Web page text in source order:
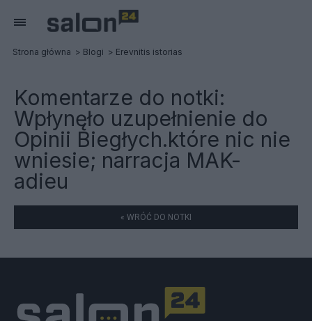
Strona główna Blogi Erevnitis istorias
Komentarze do notki:
Wpłynęło uzupełnienie do
Opinii Biegłych.które nic nie
wniesie; narracja MAK-
adieu
« WRÓĆ DO NOTKI